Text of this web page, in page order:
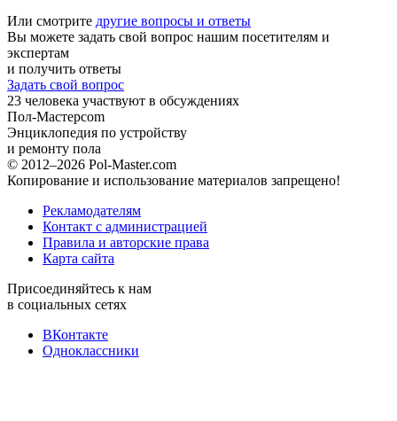
Или смотрите другие вопросы и ответы
Вы можете задать свой вопрос нашим посетителям и
экспертам
и получить ответы
Задать свой вопрос
23 человека участвуют в обсуждениях
Пол-Мастерcom
Энциклопедия по устройству
и ремонту пола
© 2012–2026 Pol-Master.com
Копирование и использование материалов запрещено!
Рекламодателям
Контакт с администрацией
Правила и авторские права
Карта сайта
Присоединяйтесь к нам
в социальных сетях
ВКонтакте
Одноклассники